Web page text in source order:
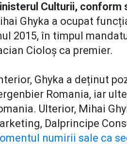
Culturii,
Ghyka a ocupat
2015, în timpul
Cioloș ca premier.
Ghyka a deținut
Romania, iar
Ulterior, Mihai
Dalprincipe
numirii sale ca